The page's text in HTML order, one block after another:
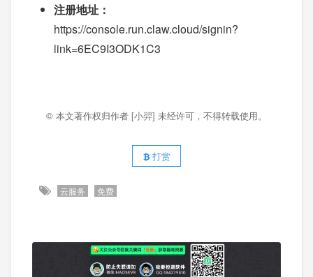
注册地址：
https://console.run.claw.cloud/signin?
link=6EC9I3ODK1C3
© 本文著作权归作者 [小羿] 未经许可，不得转载使用。
打赏
云服务 免费